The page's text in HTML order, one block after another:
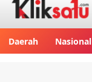
Daerah Nasional